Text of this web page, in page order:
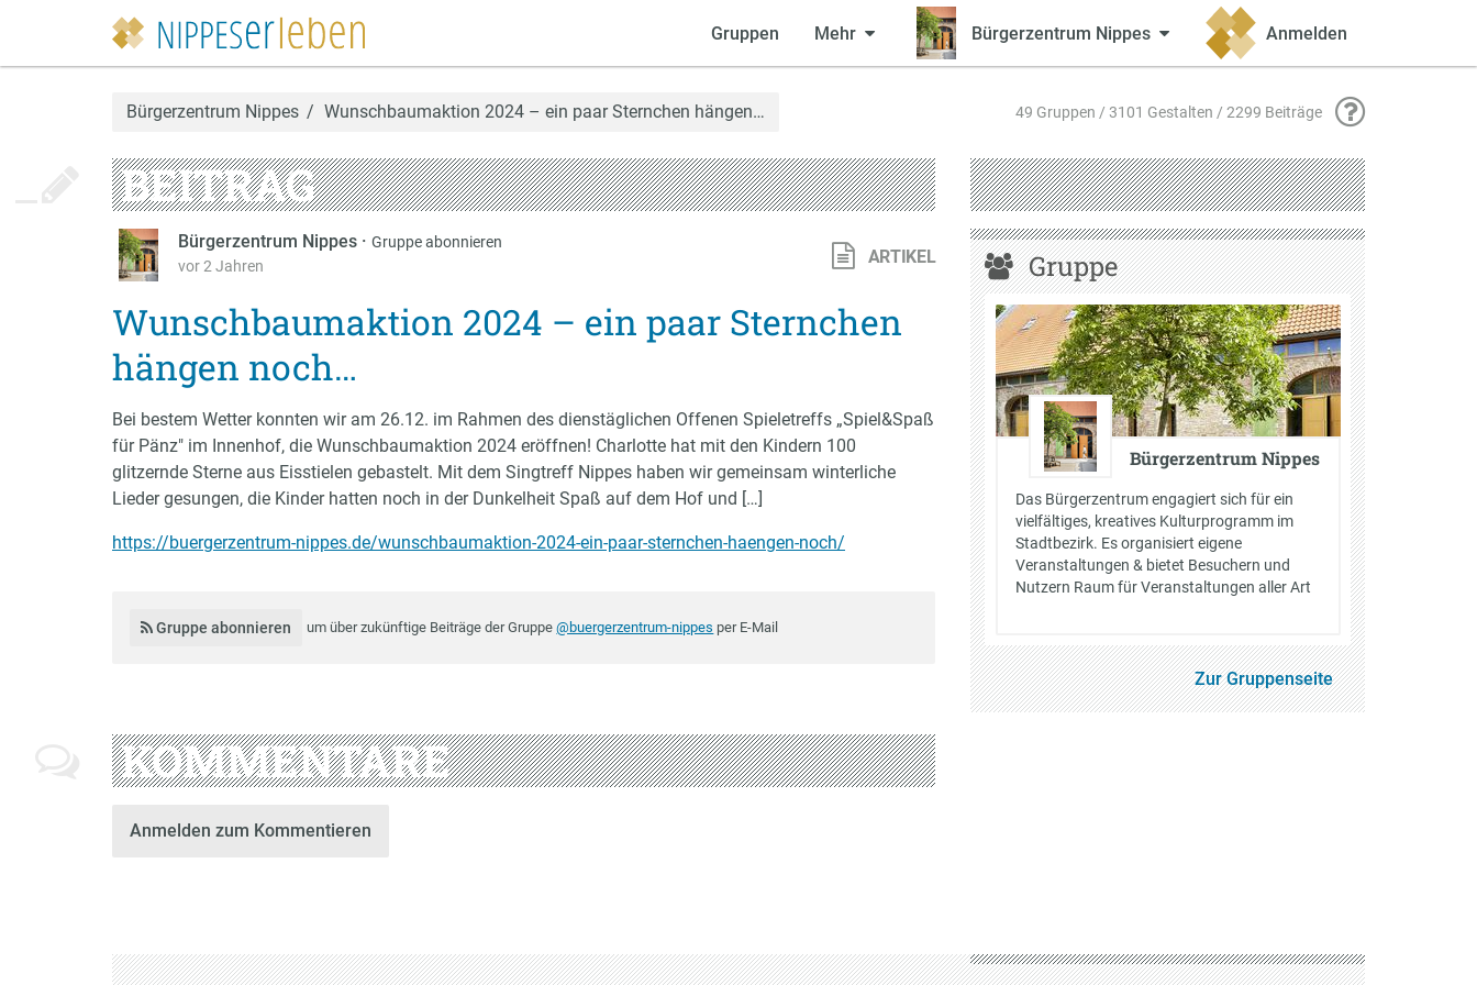
Gruppen Mehr Bürgerzentrum Nippes Anmelden
Bürgerzentrum Nippes Wunschbaumaktion 2024 – ein paar Sternchen hängen… 49 Gruppen / 3101 Gestalten / 2299 Beiträge
BEITRAG
Bürgerzentrum Nippes · Gruppe abonnieren
vor 2 Jahren
ARTIKEL
Wunschbaumaktion 2024 – ein paar Sternchen
hängen noch…
Bei bestem Wetter konnten wir am 26.12. im Rahmen des dienstäglichen Offenen Spieletreffs „Spiel&Spaß
für Pänz" im Innenhof, die Wunschbaumaktion 2024 eröffnen! Charlotte hat mit den Kindern 100
glitzernde Sterne aus Eisstielen gebastelt. Mit dem Singtreff Nippes haben wir gemeinsam winterliche
Lieder gesungen, die Kinder hatten noch in der Dunkelheit Spaß auf dem Hof und […]
https://buergerzentrum-nippes.de/wunschbaumaktion-2024-ein-paar-sternchen-haengen-noch/
Gruppe abonnieren um über zukünftige Beiträge der Gruppe@buergerzentrum-nippes per E-Mail
KOMMENTARE
Anmelden zum Kommentieren
Gruppe
Bürgerzentrum Nippes
Das Bürgerzentrum engagiert sich für ein
vielfältiges, kreatives Kulturprogramm im
Stadtbezirk. Es organisiert eigene
Veranstaltungen & bietet Besuchern und
Nutzern Raum für Veranstaltungen aller Art
Zur Gruppenseite